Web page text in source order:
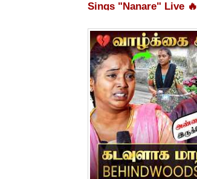
Sings "Nanare" Live 🔥